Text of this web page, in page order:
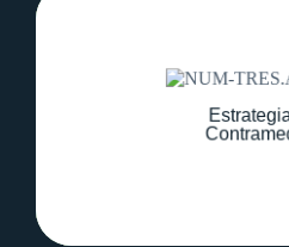
Desarrollar
contrarrestar la
integridad